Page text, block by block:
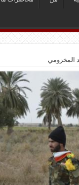
المخزومي